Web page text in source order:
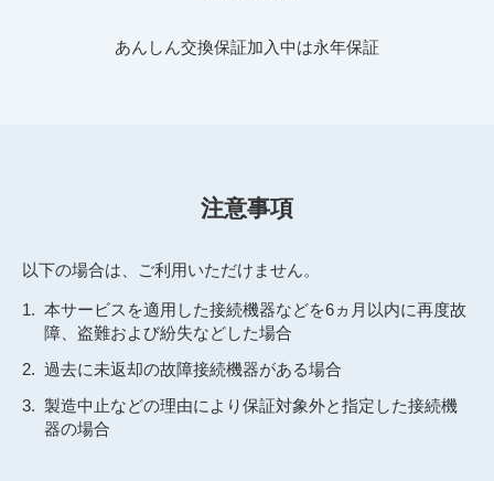
あんしん交換保証加入中は永年保証
注意事項
以下の場合は、ご利用いただけません。
本サービスを適用した接続機器などを6ヵ月以内に再度故
障、盗難および紛失などした場合
過去に未返却の故障接続機器がある場合
製造中止などの理由により保証対象外と指定した接続機
器の場合